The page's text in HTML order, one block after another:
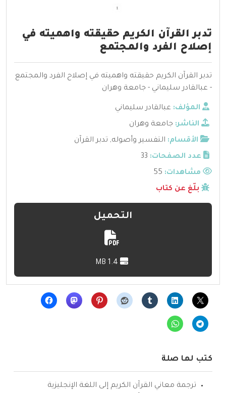
تدبر القرآن الكريم حقيقته واهميته في
إصلاح الفرد والمجتمع
تدبر القرآن الكريم حقيقته واهميته في إصلاح الفرد والمجتمع
- عبالقادر سليماني - جامعة وهران
المؤلف: عبالقادر سليماني
الناشر: جامعة وهران
الأقسام: التفسير وأصوله, تدبر القرآن
عدد الصفحات: 33
مشاهدات:
بلّغ عن كتاب
التحميل
كتب لها صلة
ترجمة معاني القرآن الكريم إلى اللغة الإنجليزية